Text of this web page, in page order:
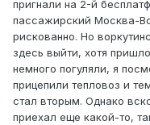
пригнали на 2-й
пассажирский Москва-
рискованно. Но
здесь выйти, хотя
немного погуляли, я
прицепили тепловоз и
стал вторым. Однако
приехал еще какой-то,